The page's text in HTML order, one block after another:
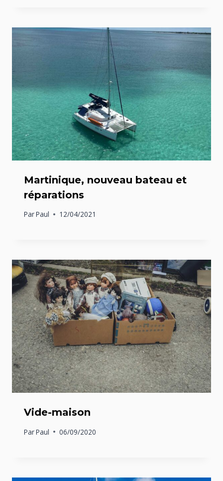
Martinique, nouveau bateau et
réparations
ParPaul 12/04/2021
Vide-maison
ParPaul 06/09/2020